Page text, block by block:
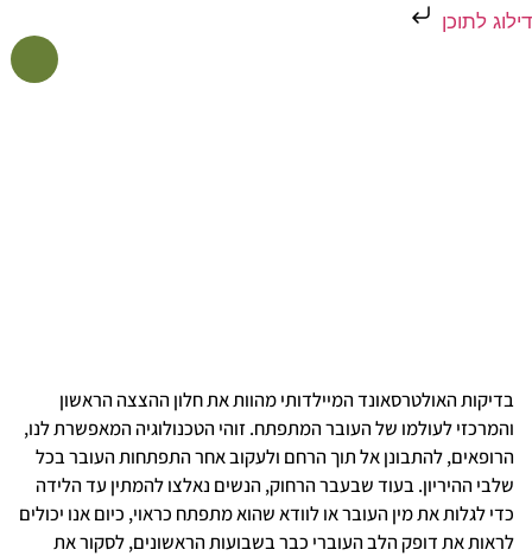
דילוג לתוכן
בדיקות האולטרסאונד המיילדותי מהוות את חלון ההצצה הראשון
והמרכזי לעולמו של העובר המתפתח. זוהי הטכנולוגיה המאפשרת לנו,
הרופאים, להתבונן אל תוך הרחם ולעקוב אחר התפתחות העובר בכל
שלבי ההיריון. בעוד שבעבר הרחוק, הנשים נאלצו להמתין עד הלידה
כדי לגלות את מין העובר או לוודא שהוא מתפתח כראוי, כיום אנו יכולים
לראות את דופק הלב העוברי כבר בשבועות הראשונים, לסקור את